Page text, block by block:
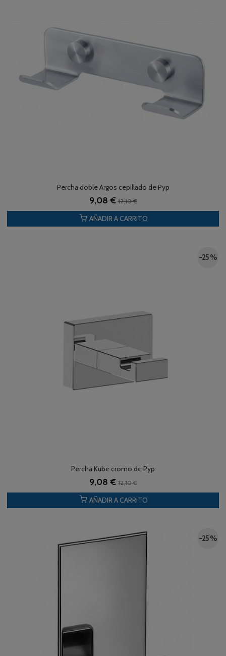
Percha doble Argos cepillado de Pyp
9,08 €12,10 €
AÑADIR A CARRITO
-25 %
Percha Kube cromo de Pyp
9,08 €12,10 €
AÑADIR A CARRITO
-25 %